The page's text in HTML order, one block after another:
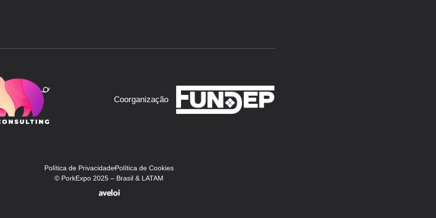
Coorganização
Política de PrivacidadePolítica de Cookies
© PorkExpo 2025 – Brasil & LATAM